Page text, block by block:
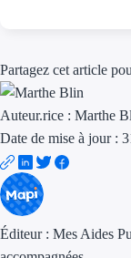
Partagez cet article
Auteur.rice : Marthe
Date de mise à jour :
Éditeur : Mes Aides